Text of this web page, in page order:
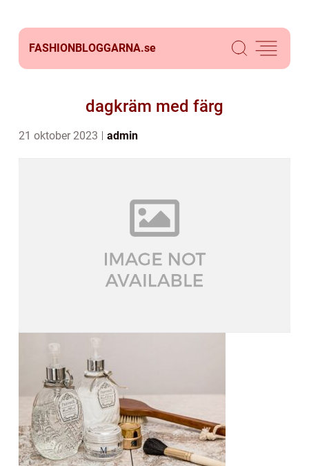
FASHIONBLOGGARNA.se
dagkräm med färg
21 oktober 2023 admin